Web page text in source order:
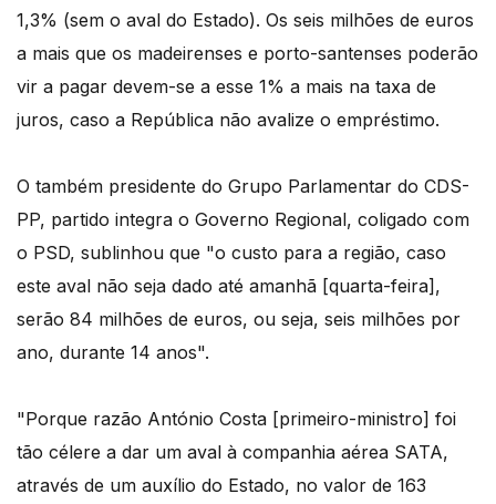
1,3% (sem o aval do Estado). Os seis milhões de euros
a mais que os madeirenses e porto-santenses poderão
vir a pagar devem-se a esse 1% a mais na taxa de
juros, caso a República não avalize o empréstimo.
O também presidente do Grupo Parlamentar do CDS-
PP, partido integra o Governo Regional, coligado com
o PSD, sublinhou que "o custo para a região, caso
este aval não seja dado até amanhã [quarta-feira],
serão 84 milhões de euros, ou seja, seis milhões por
ano, durante 14 anos".
"Porque razão António Costa [primeiro-ministro] foi
tão célere a dar um aval à companhia aérea SATA,
através de um auxílio do Estado, no valor de 163